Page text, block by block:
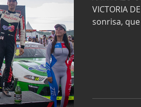
VICTORIA
sonrisa,
gana en